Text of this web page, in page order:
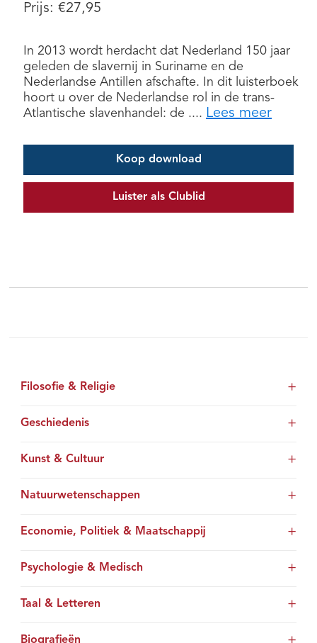
Prijs: €27,95
In 2013 wordt herdacht dat Nederland 150 jaar
geleden de slavernij in Suriname en de
Nederlandse Antillen afschafte. In dit luisterboek
hoort u over de Nederlandse rol in de trans-
Atlantische slavenhandel: de .... Lees meer
Koop download
Luister als Clublid
Filosofie & Religie
Geschiedenis
Kunst & Cultuur
Natuurwetenschappen
Economie, Politiek & Maatschappij
Psychologie & Medisch
Taal & Letteren
Biografieën